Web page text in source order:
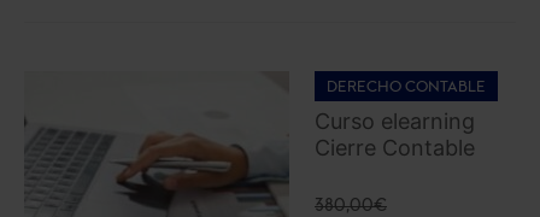
DERECHO CONTABLE
Curso elearning
Cierre Contable
380,00€